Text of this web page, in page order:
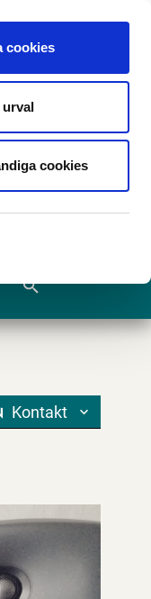
cookies
cookies
Translate
search
Kontakt